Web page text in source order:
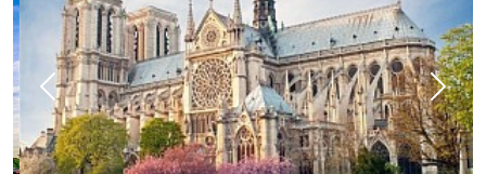
Previous Next